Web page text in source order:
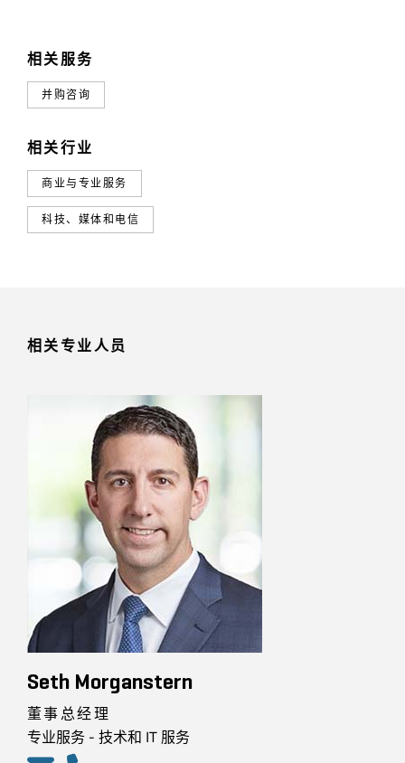
相关服务
并购咨询
相关行业
商业与专业服务
科技、媒体和电信
相关专业人员
Seth Morganstern
董事总经理
专业服务 - 技术和 IT 服务